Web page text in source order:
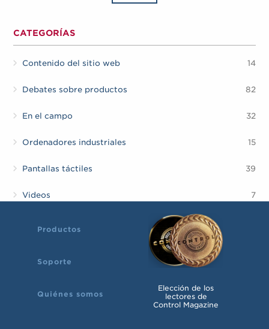
CATEGORÍAS
Contenido del sitio web 14
Debates sobre productos 82
En el campo 32
Ordenadores industriales 15
Pantallas táctiles 39
Videos 7
Productos
Soporte
Quiénes somos
Elección de los
lectores de
Control Magazine